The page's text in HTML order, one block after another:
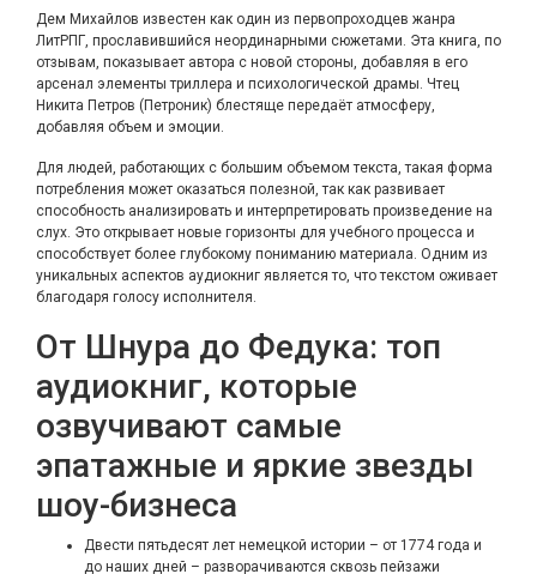
Дем Михайлов известен как один из первопроходцев жанра
ЛитРПГ, прославившийся неординарными сюжетами. Эта книга, по
отзывам, показывает автора с новой стороны, добавляя в его
арсенал элементы триллера и психологической драмы. Чтец
Никита Петров (Петроник) блестяще передаёт атмосферу,
добавляя объем и эмоции.
Для людей, работающих с большим объемом текста, такая форма
потребления может оказаться полезной, так как развивает
способность анализировать и интерпретировать произведение на
слух. Это открывает новые горизонты для учебного процесса и
способствует более глубокому пониманию материала. Одним из
уникальных аспектов аудиокниг является то, что текстом оживает
благодаря голосу исполнителя.
От Шнура до Федука: топ
аудиокниг, которые
озвучивают самые
эпатажные и яркие звезды
шоу-бизнеса
Двести пятьдесят лет немецкой истории – от 1774 года и
до наших дней – разворачиваются сквозь пейзажи